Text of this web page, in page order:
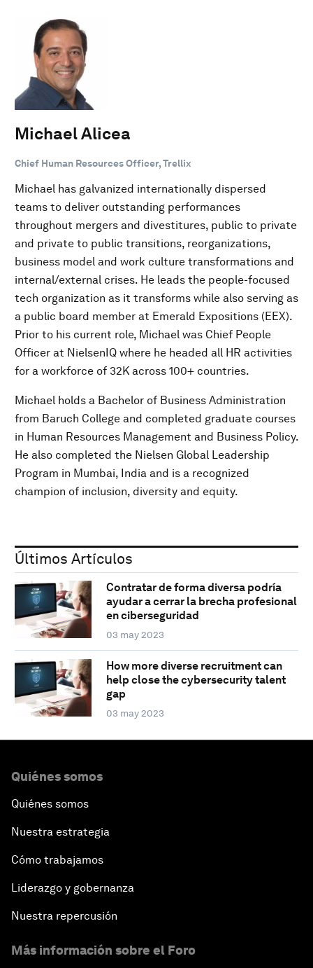
Michael Alicea
Chief Human Resources Officer, Trellix
Michael has galvanized internationally dispersed
teams to deliver outstanding performances
throughout mergers and divestitures, public to private
and private to public transitions, reorganizations,
business model and work culture transformations and
internal/external crises. He leads the people-focused
tech organization as it transforms while also serving as
a public board member at Emerald Expositions (EEX).
Prior to his current role, Michael was Chief People
Officer at NielsenIQ where he headed all HR activities
for a workforce of 32K across 100+ countries.
Michael holds a Bachelor of Business Administration
from Baruch College and completed graduate courses
in Human Resources Management and Business Policy.
He also completed the Nielsen Global Leadership
Program in Mumbai, India and is a recognized
champion of inclusion, diversity and equity.
Últimos Artículos
Contratar de forma diversa podría
ayudar a cerrar la brecha profesional
en ciberseguridad
03 may 2023
How more diverse recruitment can
help close the cybersecurity talent
gap
03 may 2023
Quiénes somos
Quiénes somos
Nuestra estrategia
Cómo trabajamos
Liderazgo y gobernanza
Nuestra repercusión
Más información sobre el Foro